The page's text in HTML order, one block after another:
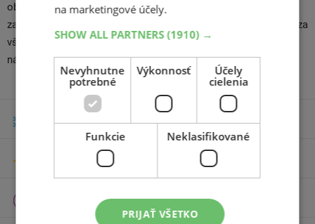
obvodové drážky, stredový pás s kolmými textúrami. Drážky
zasahujú až na samotný kraj dezénu a optimalizujú priľnavosť za
všetkých podmienok. Dlhá životnosť a nízke prevádzkové
náklady.
Letné pneumatiky
Celoročné pneumatiky
na marketingové účely.
SHOW ALL PARTNERS(1910) →
Nevyhnutne
potrebné
Výkonnosť
Účely
cielenia
Funkcie Neklasifikované
PRIJAŤ VŠETKO